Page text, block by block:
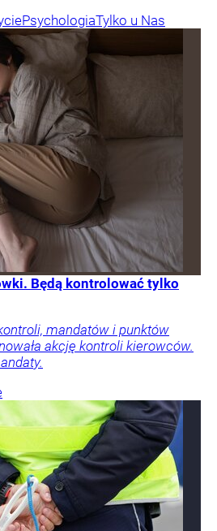
PsychologiaTylko u Nas
Będą kontrolować tylko
mandatów i punktów
akcję kontroli kierowców.